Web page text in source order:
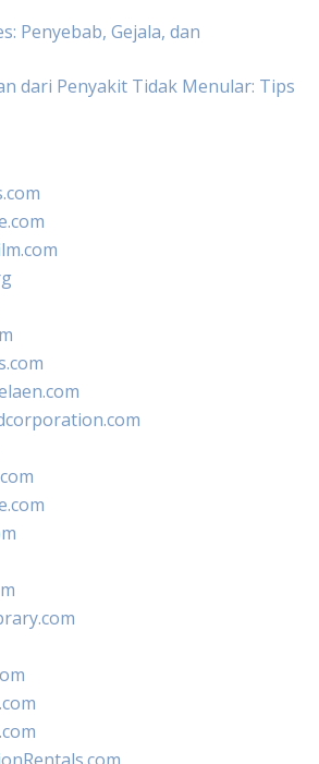
Penyebab, Gejala, dan
dari Penyakit Tidak Menular: Tips